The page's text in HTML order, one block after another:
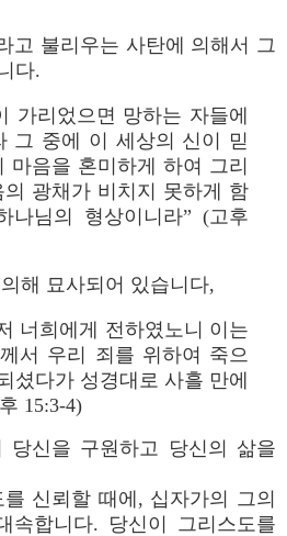
고 불리우는 사탄에 의해서 그
다.
가리었으면 망하는 자들에
그 중에 이 세상의 신이 믿
마음을 혼미하게 하여 그리
광채가 비치지 못하게 함
나님의 형상이니라” (고후
해 묘사되어 있습니다,
너희에게 전하였노니 이는
서 우리 죄를 위하여 죽으
셨다가 성경대로 사흘 만에
15:3-4)
당신을 구원하고 당신의 삶을
신뢰할 때에, 십자가의 그의
속합니다. 당신이 그리스도를